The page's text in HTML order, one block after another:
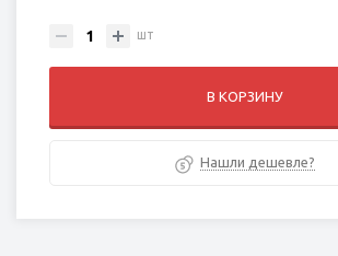
шт
В КОРЗИНУ
Нашли дешевле?